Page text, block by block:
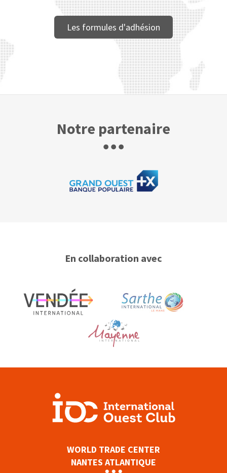
Les formules d'adhésion
Notre partenaire
En collaboration avec
WORLD TRADE CENTER
NANTES ATLANTIQUE